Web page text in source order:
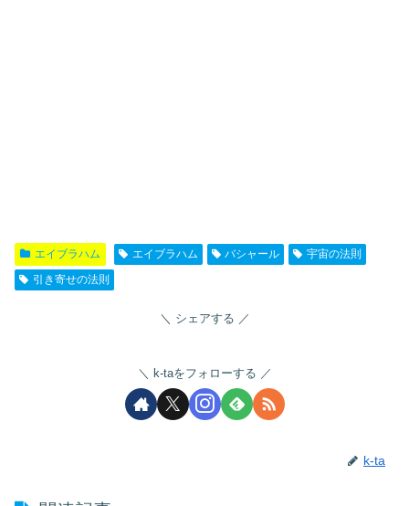
エイブラハム エイブラハム バシャール
宇宙の法則
引き寄せの法則
シェアする
k-taをフォローする
k-ta